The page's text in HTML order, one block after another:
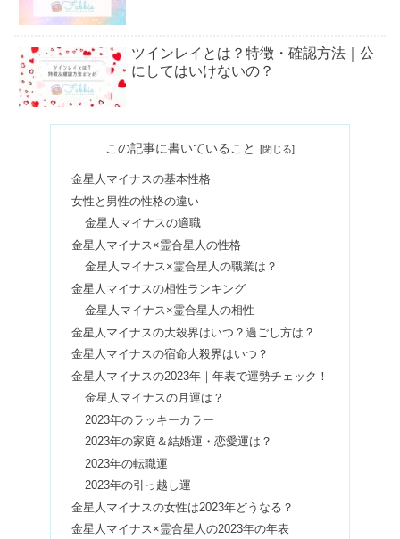
ツインレイとは？特徴・確認方法｜公
にしてはいけないの？
画数&結婚後は？名付けのコツ7選
オニキスが合わない人｜意味や悪い効
果は？強すぎる不思議体験も
幸運を呼ぶ猫の名前おすすめ5選｜海
外・和風・ハワイ語など
嘘つきに効く言葉7選｜顔の特徴やラ
インで見抜く対処法まとめ
【火星人プラス】性格悪い？男女の違
い＆相性｜変わり者なの？
この記事に書いていること
金星人マイナスの基本性格
女性と男性の性格の違い
金星人マイナスの適職
金星人マイナス×霊合星人の性格
金星人マイナス×霊合星人の職業は？
金星人マイナスの相性ランキング
金星人マイナス×霊合星人の相性
金星人マイナスの大殺界はいつ？過ごし方は？
金星人マイナスの宿命大殺界はいつ？
金星人マイナスの2023年｜年表で運勢チェック！
金星人マイナスの月運は？
2023年のラッキーカラー
2023年の家庭＆結婚運・恋愛運は？
2023年の転職運
2023年の引っ越し運
金星人マイナスの女性は2023年どうなる？
金星人マイナス×霊合星人の2023年の年表